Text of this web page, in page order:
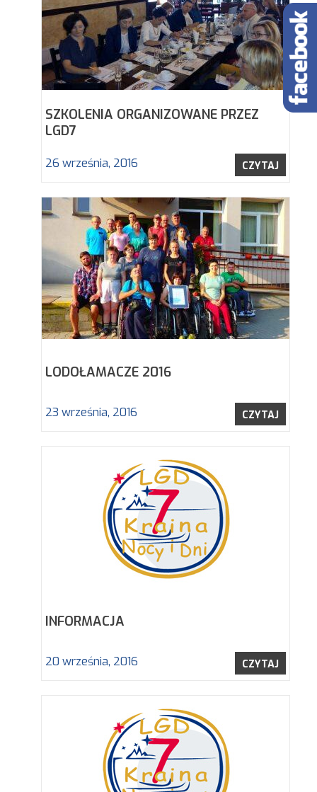
SZKOLENIA ORGANIZOWANE PRZEZ
LGD7
26 września, 2016 CZYTAJ
LODOŁAMACZE 2016
23 września, 2016 CZYTAJ
INFORMACJA
20 września, 2016 CZYTAJ